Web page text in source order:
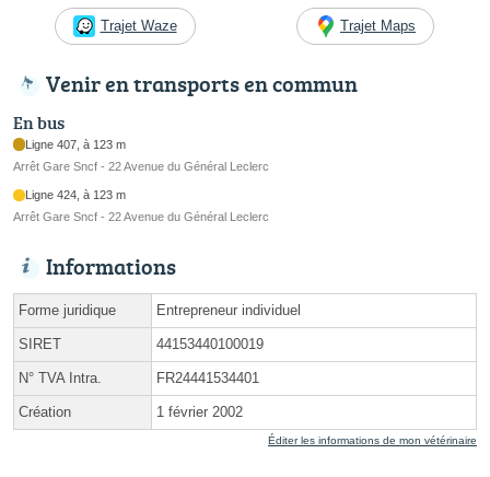
Trajet Waze Trajet Maps
Venir en transports en commun
En bus
Ligne 407, à 123 m
Arrêt Gare Sncf - 22 Avenue du Général Leclerc
Ligne 424, à 123 m
Arrêt Gare Sncf - 22 Avenue du Général Leclerc
Informations
Forme juridique Entrepreneur individuel
SIRET 44153440100019
N° TVA Intra. FR24441534401
Création 1 février 2002
Éditer les informations de mon vétérinaire